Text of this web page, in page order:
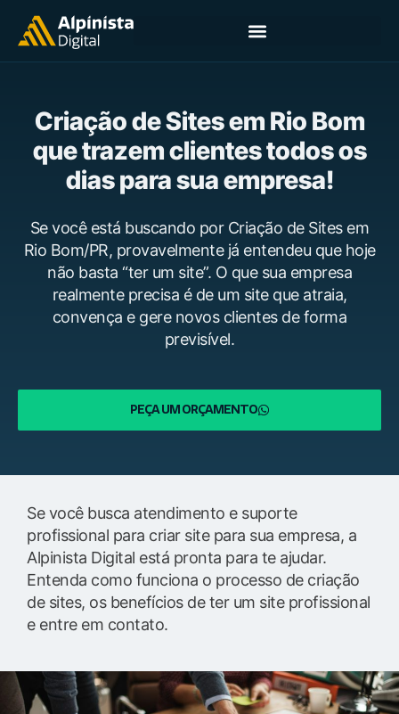
Criação de Sites em Rio Bom
que trazem clientes todos os
dias para sua empresa!
Se você está buscando por Criação de Sites em
Rio Bom/PR, provavelmente já entendeu que hoje
não basta “ter um site”. O que sua empresa
realmente precisa é de um site que atraia,
convença e gere novos clientes de forma
previsível.
PEÇA UM ORÇAMENTO
Se você busca atendimento e suporte
profissional para criar site para sua empresa, a
Alpinista Digital está pronta para te ajudar.
Entenda como funciona o processo de criação
de sites, os benefícios de ter um site profissional
e entre em contato.